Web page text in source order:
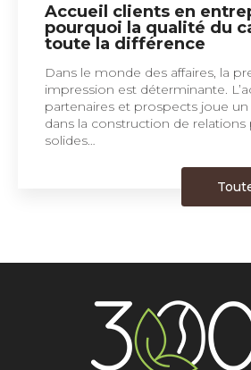
Accueil clients en
pourquoi la qualité du
toute la différence
Dans le monde des affaires, la
impression est déterminante.
partenaires et prospects joue un
dans la construction de
solides…